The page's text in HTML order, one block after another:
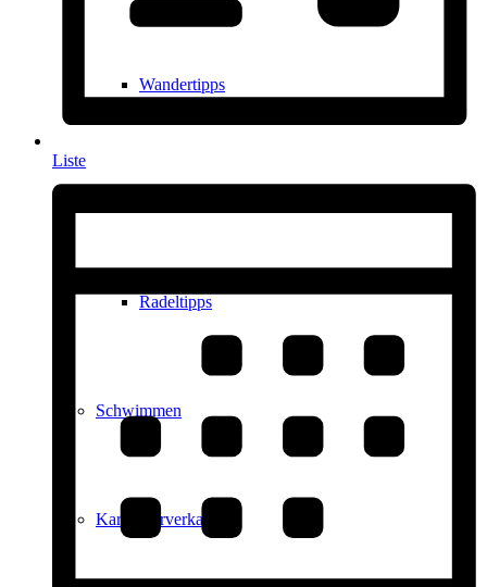
Wandertipps
Radeltipps
Schwimmen
Kartenvorverkauf
Liste